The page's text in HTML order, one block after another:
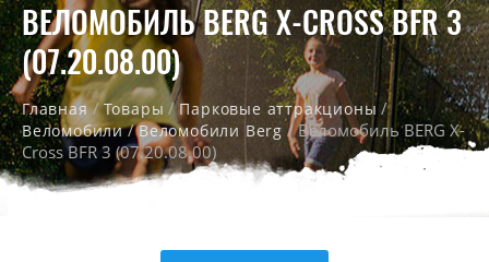
ВЕЛОМОБИЛЬ BERG X-CROSS BFR 3
(07.20.08.00)
Главная/Товары /Парковые аттракционы /
Веломобили/Веломобили Berg / Веломобиль BERG X-
Cross BFR 3 (07.20.08.00)